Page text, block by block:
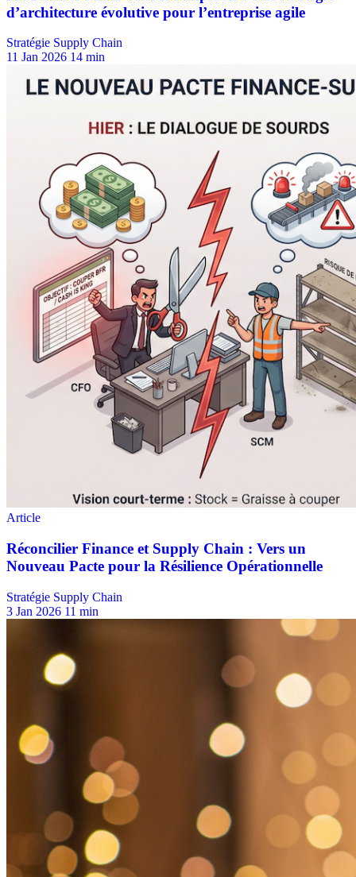
Stratégie Supply Chain
11 Jan 2026 14 min
Stratégie Supply Chain
3 Jan 2026 11 min